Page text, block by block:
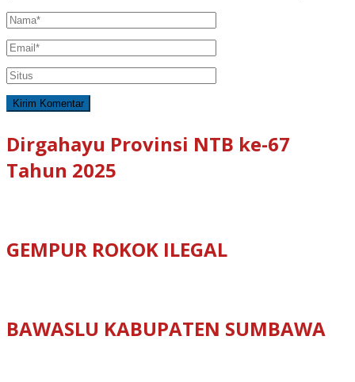
Dirgahayu Provinsi NTB ke-67
Tahun 2025
GEMPUR ROKOK ILEGAL
BAWASLU KABUPATEN SUMBAWA